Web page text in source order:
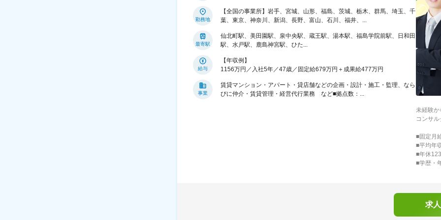
勤務地
【全国の事業所】岩手、宮城、山形、福島、茨城、栃木、群馬、埼玉、千
葉、東京、神奈川、新潟、長野、富山、石川、福井、...
最寄駅
仙北町駅、美田園駅、泉中央駅、蔵王駅、湯本駅、福島学院前駅、日和田
駅、水戸駅、鹿島神宮駅、ひた...
給与
【年収例】
1156万円／入社5年／47歳／固定給679万円＋成果給477万円
事業
賃貸マンション・アパート・貸店舗などの企画・設計・施工・監理、なら
びに仲介・賃貸管理・経営代行業務 など■拠点数：...
未経験か
コンサ
■固定月
■平均年
■年休
■学歴・
求